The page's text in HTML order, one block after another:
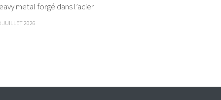
metal forgé dans l’acier
JUILLET 2026